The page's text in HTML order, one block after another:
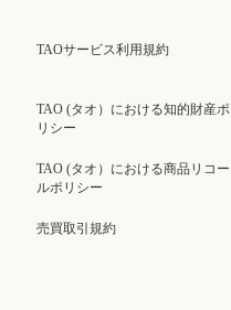
TAOサービス利用規約
TAO (タオ）における知的財産ポ
リシー
TAO (タオ）における商品リコー
ルポリシー
売買取引規約